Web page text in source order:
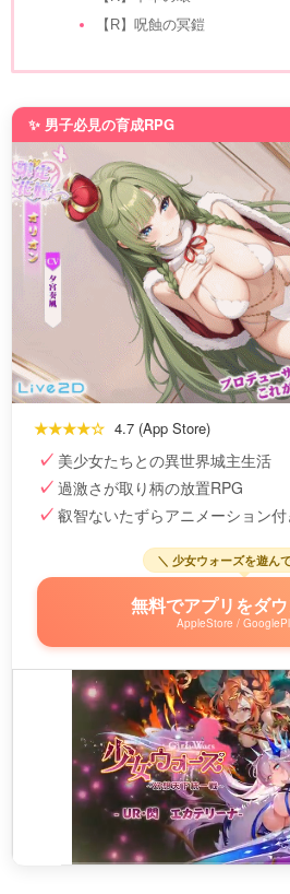
【R】呪蝕の冥鎧
✨ 男子必見の育成RPG
★★★★☆ 4.7 (App Store)
美少女たちとの異世界城主生活
過激さが取り柄の放置RPG
叡智ないたずらアニメーション付
＼ 少女ウォーズを遊ん
無料でアプリをダ
AppleStore /